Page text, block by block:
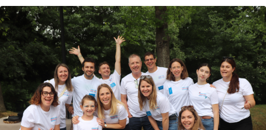
Image